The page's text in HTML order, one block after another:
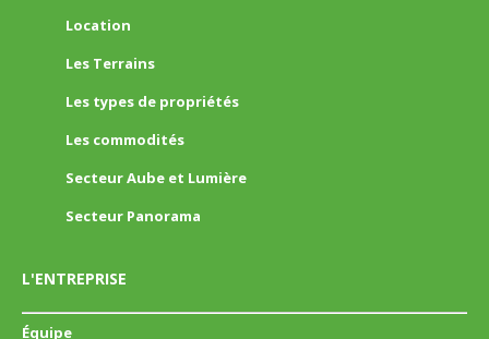
Location
Les Terrains
Les types de propriétés
Les commodités
Secteur Aube et Lumière
Secteur Panorama
L'ENTREPRISE
Équipe